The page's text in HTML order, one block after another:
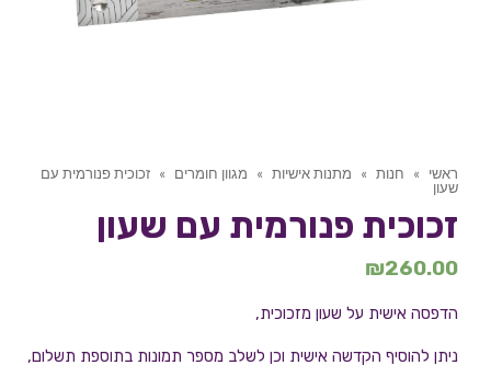
ראשי » חנות » מתנות אישיות » מגוון חומרים » זכוכית פנורמית עם
שעון
זכוכית פנורמית עם שעון
₪260.00
הדפסה אישית על שעון מזכוכית,
ניתן להוסיף הקדשה אישית וכן לשלב מספר תמונות בתוספת תשלום,